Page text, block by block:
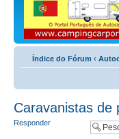
Índice do Fórum ‹
Caravanistas de
Responder